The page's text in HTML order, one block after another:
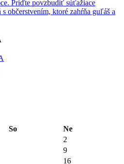
Príďte povzbudiť súťažiace
občerstvením, ktoré zahŕňa guľáš a
So
Ne
2
9
16